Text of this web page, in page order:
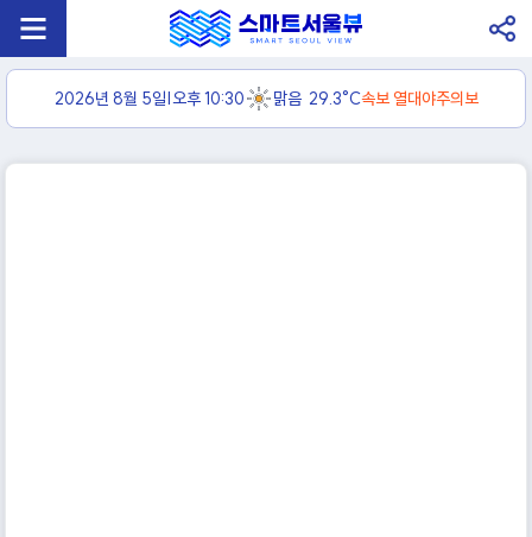
2026년 8월 5일|오후 10:30 맑음 29.3°C속보 열대야주의보